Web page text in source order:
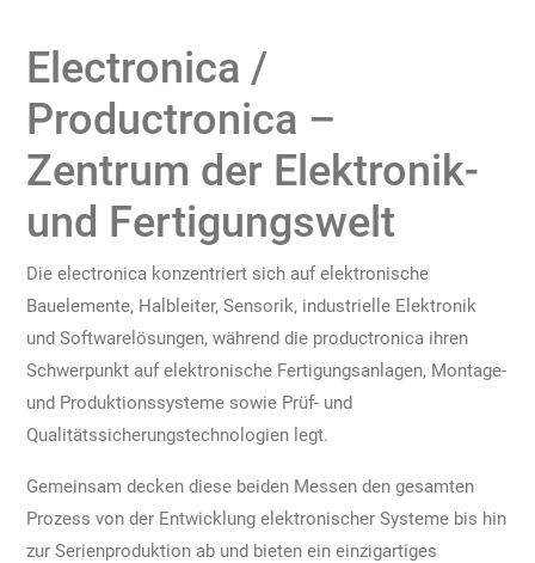
Electronica /
Productronica –
Zentrum der Elektronik-
und Fertigungswelt
Die electronica konzentriert sich auf elektronische
Bauelemente, Halbleiter, Sensorik, industrielle Elektronik
und Softwarelösungen, während die productronica ihren
Schwerpunkt auf elektronische Fertigungsanlagen, Montage-
und Produktionssysteme sowie Prüf- und
Qualitätssicherungstechnologien legt.
Gemeinsam decken diese beiden Messen den gesamten
Prozess von der Entwicklung elektronischer Systeme bis hin
zur Serienproduktion ab und bieten ein einzigartiges